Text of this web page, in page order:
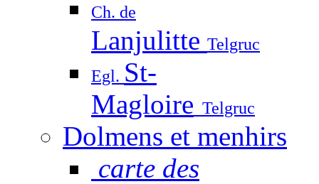
Ch. de
Lanjulitte Telgruc
Egl. St-
Magloire Telgruc
Dolmens et menhirs
carte des